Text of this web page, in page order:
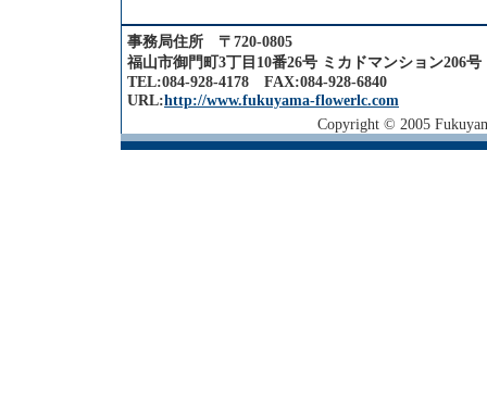
事務局住所 〒720-0805
福山市御門町3丁目10番26号 ミカドマンション206号
TEL:084-928-4178 FAX:084-928-6840
URL:http://www.fukuyama-flowerlc.com
Copyright © 2005